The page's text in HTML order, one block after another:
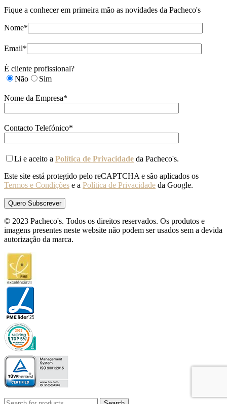
Fique a conhecer em primeira mão as novidades da Pacheco's
Nome*
Email*
É cliente profissional?
Não
Sim
Nome da Empresa*
Contacto Telefónico*
Li e aceito a Política de Privacidade da Pacheco's.
Este site está protegido pelo reCAPTCHA e são aplicados os
Termos e Condições e a Política de Privacidade da Google.
© 2023 Pacheco's. Todos os direitos reservados. Os produtos e
imagens presentes neste website não podem ser usados sem a devida
autorização da marca.